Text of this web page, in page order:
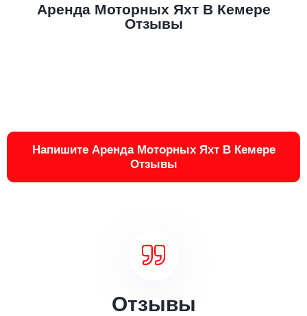
Аренда Моторных Яхт В Кемере
Отзывы
Напишите Аренда Моторных Яхт В Кемере
Отзывы
Отзывы